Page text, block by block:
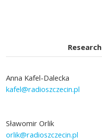
Research
Anna Kafel-Dalecka
kafel@radioszczecin.pl
Sławomir Orlik
orlik@radioszczecin.pl